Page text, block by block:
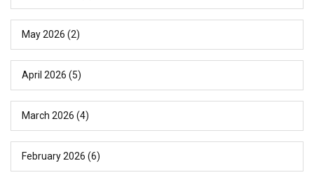
May 2026 (2)
April 2026 (5)
March 2026 (4)
February 2026 (6)